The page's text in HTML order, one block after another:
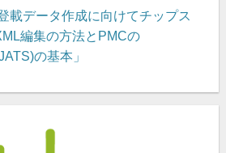
載データ作成に向けてチップス
編集の方法とPMCの
の基本」